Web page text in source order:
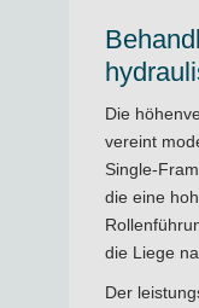
Die
vereint
Single-
die eine
die Liege
Der